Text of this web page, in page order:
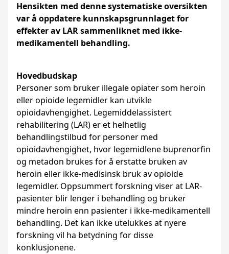
Hensikten med denne systematiske oversikten
var å oppdatere kunnskapsgrunnlaget for
effekter av LAR sammenliknet med ikke-
medikamentell behandling.
Hovedbudskap
Personer som bruker illegale opiater som heroin
eller opioide legemidler kan utvikle
opioidavhengighet. Legemiddelassistert
rehabilitering (LAR) er et helhetlig
behandlingstilbud for personer med
opioidavhengighet, hvor legemidlene buprenorfin
og metadon brukes for å erstatte bruken av
heroin eller ikke-medisinsk bruk av opioide
legemidler. Oppsummert forskning viser at LAR-
pasienter blir lenger i behandling og bruker
mindre heroin enn pasienter i ikke-medikamentell
behandling. Det kan ikke utelukkes at nyere
forskning vil ha betydning for disse
konklusjonene.